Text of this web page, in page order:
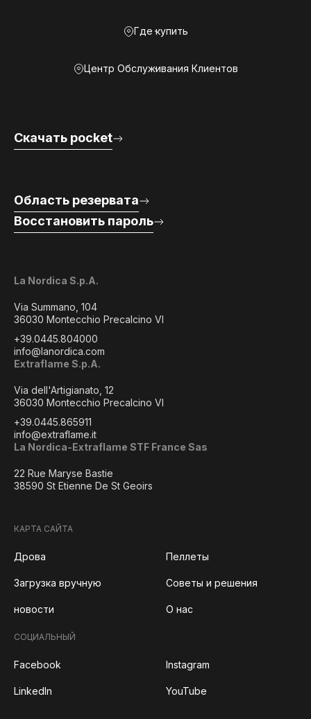
Где купить
Центр Обслуживания Клиентов
La Nordica S.p.A.
Via Summano, 104
36030 Montecchio Precalcino VI
+39.0445.804000
info@lanordica.com
Extraflame S.p.A.
Via dell'Artigianato, 12
36030 Montecchio Precalcino VI
+39.0445.865911
info@extraflame.it
La Nordica-Extraflame STF France Sas
22 Rue Maryse Bastie
38590 St Etienne De St Geoirs
Скачать pocket
Область резервата
Восстановить пароль
КАРТА САЙТА
Дрова Пеллеты
Загрузка вручную Советы и решения
новости О нас
СОЦИАЛЬНЫЙ
Facebook Instagram
LinkedIn YouTube